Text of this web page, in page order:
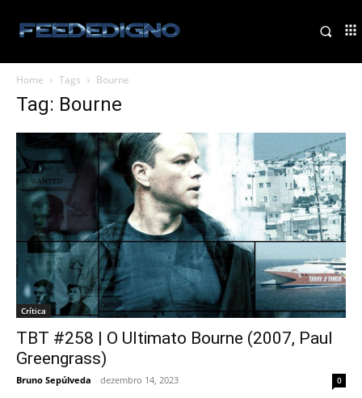
Home Tags Bourne
Tag: Bourne
Crítica
TBT #258 | O Ultimato Bourne (2007, Paul
Greengrass)
Bruno Sepúlveda - dezembro 14, 2023 0